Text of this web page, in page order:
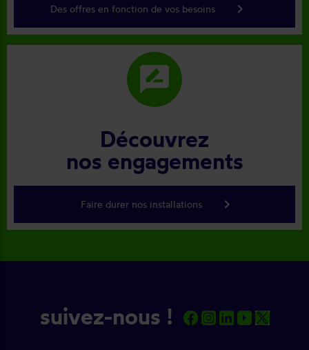
Des offres en fonction de vos besoins keyboard_arrow_right
rate_review
Découvrez
nos engagements
Faire durer nos installations keyboard_arrow_right
suivez-nous !